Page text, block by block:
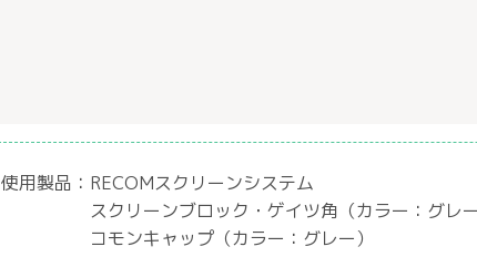
使用製品： RECOMスクリーンシステム
スクリーンブロック・ゲイツ角（カラー：グレー
コモンキャップ（カラー：グレー）